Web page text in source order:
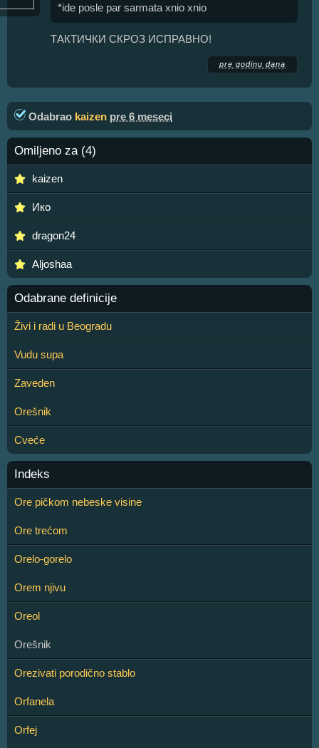
*ide posle par sarmata xnio xnio
ТАКТИЧКИ СКРОЗ ИСПРАВНО!
pre godinu dana
Odabrao kaizen pre 6 meseci
Omiljeno za (4)
kaizen
Ико
dragon24
Aljoshaa
Odabrane definicije
Živi i radi u Beogradu
Vudu supa
Zaveden
Orešnik
Cveće
Indeks
Ore pičkom nebeske visine
Ore trećom
Orelo-gorelo
Orem njivu
Oreol
Orešnik
Orezivati porodično stablo
Orfanela
Orfej